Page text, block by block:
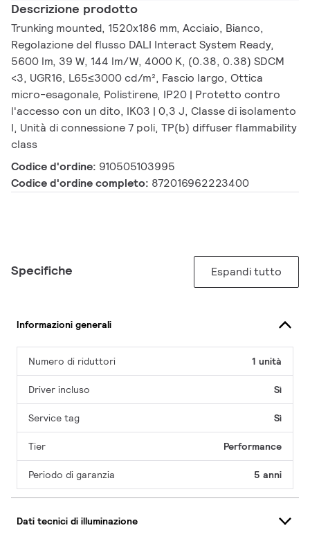
Descrizione prodotto
Trunking mounted, 1520x186 mm, Acciaio, Bianco,
Regolazione del flusso DALI Interact System Ready,
5600 lm, 39 W, 144 lm/W, 4000 K, (0.38, 0.38) SDCM
<3, UGR16, L65≤3000 cd/m², Fascio largo, Ottica
micro-esagonale, Polistirene, IP20 | Protetto contro
l'accesso con un dito, IK03 | 0,3 J, Classe di isolamento
I, Unità di connessione 7 poli, TP(b) diffuser flammability
class
Codice d'ordine: 910505103995
Codice d'ordine completo: 872016962223400
Specifiche Espandi tutto
Informazioni generali
Numero di riduttori 1 unità
Driver incluso Sì
Service tag Sì
Tier Performance
Periodo di garanzia 5 anni
Dati tecnici di illuminazione